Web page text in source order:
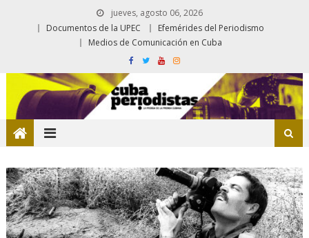
jueves, agosto 06, 2026
Documentos de la UPEC
Efemérides del Periodismo
Medios de Comunicación en Cuba